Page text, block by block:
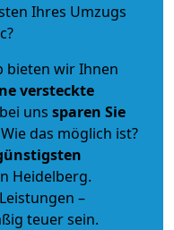
Ihres Umzugs
bieten wir Ihnen
versteckte
uns sparen Sie
Wie das möglich ist?
Heidelberg.
–
teuer sein.